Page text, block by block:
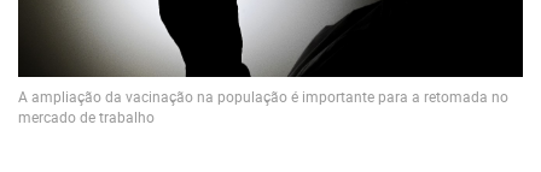
A ampliação da vacinação na população é importante para a retomada no
mercado de trabalho